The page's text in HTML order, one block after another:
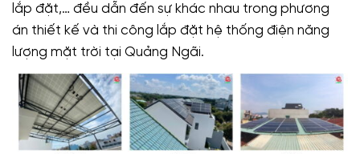
lắp đặt,… đều dẫn đến sự khác nhau trong phương
án thiết kế và thi công lắp đặt hệ thống điện năng
lượng mặt trời tại Quảng Ngãi.